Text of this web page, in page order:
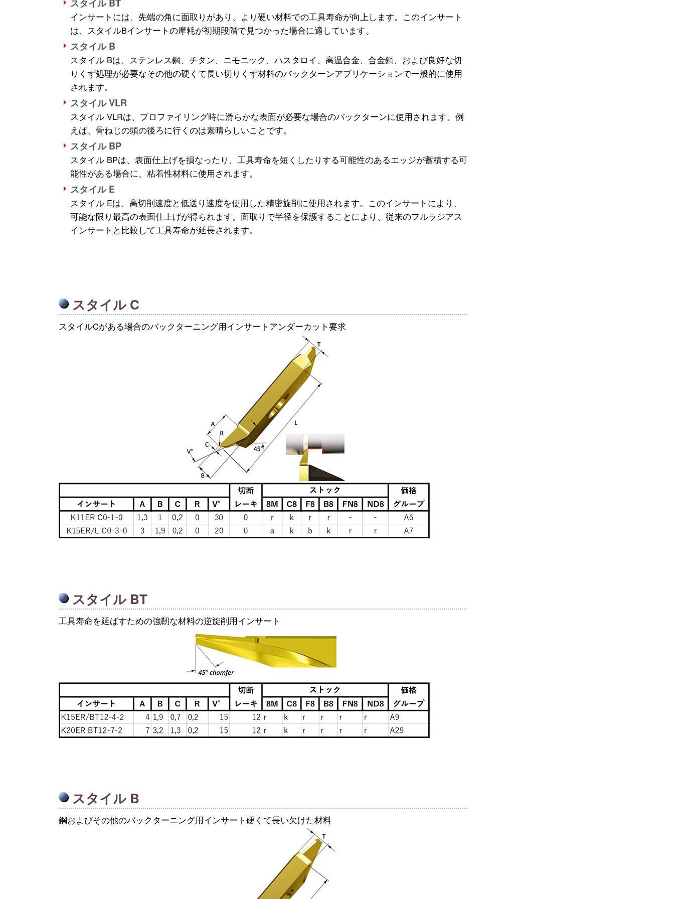
スタイル BT
インサートには、先端の角に面取りがあり、より硬い材料での工具寿命が向上します。このインサート
は、スタイルBインサートの摩耗が初期段階で見つかった場合に適しています。
スタイル B
スタイル Bは、ステンレス鋼、チタン、ニモニック、ハスタロイ、高温合金、合金鋼、および良好な切
りくず処理が必要なその他の硬くて長い切りくず材料のバックターンアプリケーションで一般的に使用
されます。
スタイル VLR
スタイル VLRは、プロファイリング時に滑らかな表面が必要な場合のバックターンに使用されます。例
えば、骨ねじの頭の後ろに行くのは素晴らしいことです。
スタイル BP
スタイル BPは、表面仕上げを損なったり、工具寿命を短くしたりする可能性のあるエッジが蓄積する可
能性がある場合に、粘着性材料に使用されます。
スタイル E
スタイル Eは、高切削速度と低送り速度を使用した精密旋削に使用されます。このインサートにより、
可能な限り最高の表面仕上げが得られます。面取りで半径を保護することにより、従来のフルラジアス
インサートと比較して工具寿命が延長されます。
スタイル C
スタイルCがある場合のバックターニング用インサートアンダーカット要求
スタイル BT
工具寿命を延ばすための強靭な材料の逆旋削用インサート
スタイル B
鋼およびその他のバックターニング用インサート硬くて長い欠けた材料